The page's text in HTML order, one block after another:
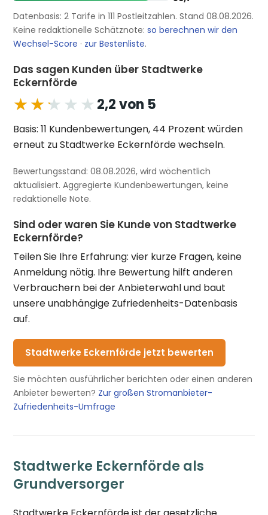
Datenbasis: 2 Tarife in 111 Postleitzahlen. Stand 08.08.2026.
Keine redaktionelle Schätznote:so berechnen wir den
Wechsel-Score · zur Bestenliste.
Das sagen Kunden über Stadtwerke
Eckernförde
★★★★★
★★★★★ 2,2 von 5
Basis: 11 Kundenbewertungen, 44 Prozent würden
erneut zu Stadtwerke Eckernförde wechseln.
Bewertungsstand: 08.08.2026, wird wöchentlich
aktualisiert. Aggregierte Kundenbewertungen, keine
redaktionelle Note.
Sind oder waren Sie Kunde von Stadtwerke
Eckernförde?
Teilen Sie Ihre Erfahrung: vier kurze Fragen, keine
Anmeldung nötig. Ihre Bewertung hilft anderen
Verbrauchern bei der Anbieterwahl und baut
unsere unabhängige Zufriedenheits-Datenbasis
auf.
Stadtwerke Eckernförde jetzt bewerten
Sie möchten ausführlicher berichten oder einen anderen
Anbieter bewerten? Zur großen Stromanbieter-
Zufriedenheits-Umfrage
Stadtwerke Eckernförde als
Grundversorger